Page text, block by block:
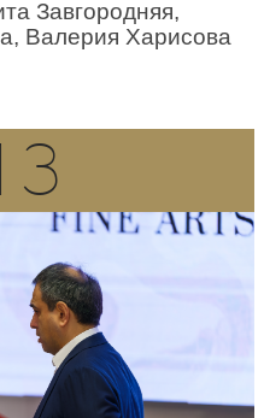
Завгородняя,
Валерия Харисова